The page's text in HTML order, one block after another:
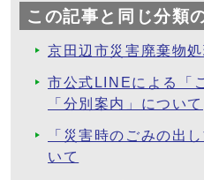
この記事と同じ分類
京田辺市災害廃棄物
市公式LINEによる「
「分別案内」について
「災害時のごみの出
いて